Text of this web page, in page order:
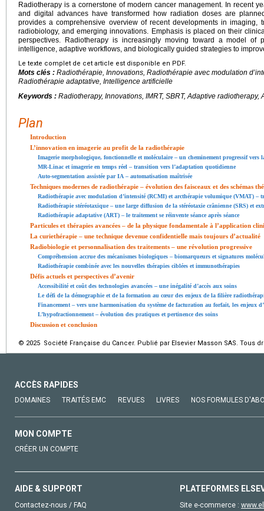
Radiotherapy is a cornerstone of modern cancer management. In recent
and digital advances have transformed how radiation doses are
provides a comprehensive overview of recent developments in imaging,
radiobiology, and emerging innovations. Emphasis is placed on their
perspectives. Radiotherapy is increasingly moving toward a model of
intelligence, adaptive workflows, and biologically guided strategies to
Le texte complet de cet article est disponible en PDF.
Mots clés : Radiothérapie, Innovations, Radiothérapie avec modulation
Radiothérapie adaptative, Intelligence artificielle
Keywords : Radiotherapy, Innovations, IMRT, SBRT, Adaptive radiotherapy,
Plan
Introduction
L’innovation en imagerie au profit de la radiothérapie
Imagerie morphologique, fonctionnelle et moléculaire – un cheminement progressif vers
MR-Linac et imagerie en temps réel – transition vers l’adaptation quotidienne
Auto-segmentation assistée par IA – automatisation maîtrisée
Techniques modernes de radiothérapie – évolution des faisceaux et des schémas
Radiothérapie avec modulation d’intensité (RCMI) et arcthérapie volumique (VMAT) –
Radiothérapie stéréotaxique – une large diffusion de la stéréotaxie crânienne (SRS) et
Radiothérapie adaptative (ART) – le traitement se réinvente séance après séance
Particules et thérapies avancées – de la physique fondamentale à l’application
La curiethérapie – une technique devenue confidentielle mais toujours d’actualité
Radiobiologie et personnalisation des traitements – une révolution progressive
Compréhension accrue des mécanismes biologiques – biomarqueurs et signatures
Radiothérapie combinée avec les nouvelles thérapies ciblées et immunothérapies
Défis actuels et perspectives d’avenir
Accessibilité et coût des technologies avancées – une inégalité d’accès aux soins
Le défi de la démographie et de la formation au cœur des enjeux de la filière
Financement – vers une harmonisation du système de facturation au forfait, les enjeux
L’hypofractionnement – évolution des pratiques et pertinence des soins
Discussion et conclusion
© 2025 Société Française du Cancer. Publié par Elsevier Masson SAS. Tous
ACCÈS RAPIDES
DOMAINES TRAITÉS EMC REVUES LIVRES NOS FORMULES
MON COMPTE
CRÉER UN COMPTE
AIDE & SUPPORT
Contactez-nous / FAQ
PLATEFORMES
Site e-commerce :